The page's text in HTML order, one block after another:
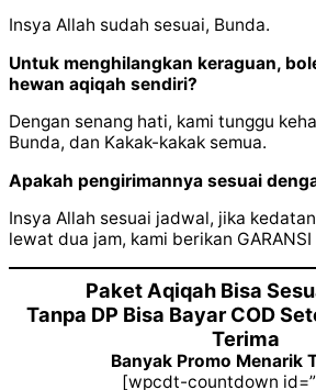
Insya Allah sudah sesuai, Bunda.
Untuk menghilangkan keraguan,
hewan aqiqah sendiri?
Dengan senang hati, kami tunggu
Bunda, dan Kakak-kakak semua.
Apakah pengirimannya sesuai
Insya Allah sesuai jadwal, jika
lewat dua jam, kami berikan
Paket Aqiqah Bisa
Tanpa DP Bisa Bayar COD
Terima
Banyak Promo Menarik
[wpcdt-countdown